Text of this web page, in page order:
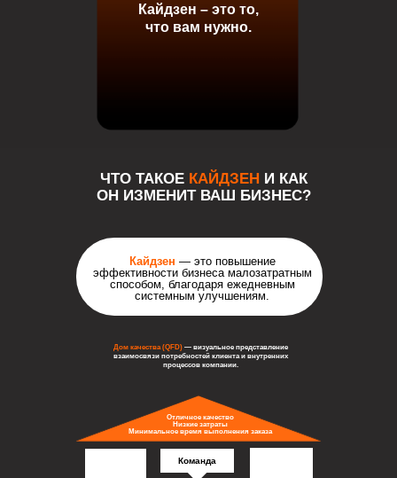
Кайдзен – это то,
что вам нужно.
ЧТО ТАКОЕ КАЙДЗЕН И КАК
ОН ИЗМЕНИТ ВАШ БИЗНЕС?
Кайдзен — это повышение
эффективности бизнеса малозатратным
способом, благодаря ежедневным
системным улучшениям.
Дом качества (QFD) — визуальное представление
взаимосвязи потребностей клиента и внутренних
процессов компании.
Отличное качество
Низкие затраты
Минимальное время выполнения заказа
Команда